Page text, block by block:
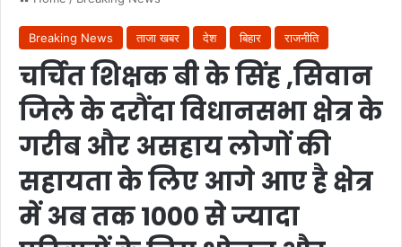
Breaking News ताजा खबर देश बिहार राजनीति
चर्चित शिक्षक बी के सिंह ,सिवान
जिले के दरौंदा विधानसभा क्षेत्र के
गरीब और असहाय लोगों की
सहायता के लिए आगे आए है क्षेत्र
में अब तक 1000 से ज्यादा